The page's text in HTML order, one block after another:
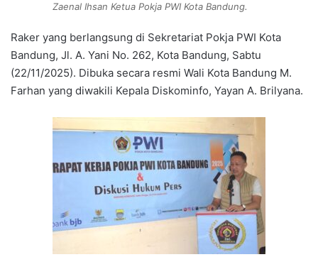
Zaenal Ihsan Ketua Pokja PWI Kota Bandung.
Raker yang berlangsung di Sekretariat Pokja PWI Kota
Bandung, Jl. A. Yani No. 262, Kota Bandung, Sabtu
(22/11/2025). Dibuka secara resmi Wali Kota Bandung M.
Farhan yang diwakili Kepala Diskominfo, Yayan A. Brilyana.